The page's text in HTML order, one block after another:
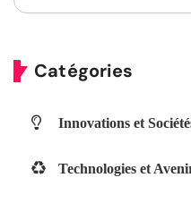
Catégories
Innovations et
Technologies et